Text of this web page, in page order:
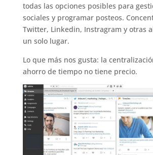
todas las opciones posibles para
sociales y programar posteos.
Twitter, Linkedin, Instragram y otras
un solo lugar.
Lo que más nos gusta: la
ahorro de tiempo no tiene precio.